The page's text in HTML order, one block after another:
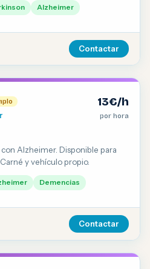
Alzheimer
Contactar
13€/h
por hora
Alzheimer. Disponible para
y vehículo propio.
Demencias
Contactar